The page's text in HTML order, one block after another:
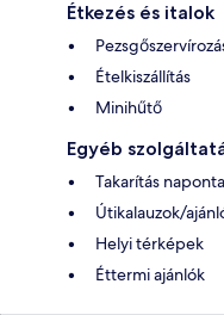
Étkezés és italok
Ételkiszállítás
Minihűtő
Egyéb
Takarítás naponta
Útikalauzok/
Helyi térképek
Éttermi ajánlók